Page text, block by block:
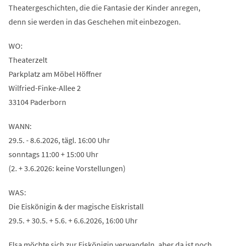
Theatergeschichten, die die Fantasie der Kinder anregen,
denn sie werden in das Geschehen mit einbezogen.
WO:
Theaterzelt
Parkplatz am Möbel Höffner
Wilfried-Finke-Allee 2
33104 Paderborn
WANN:
29.5. - 8.6.2026, tägl. 16:00 Uhr
sonntags 11:00 + 15:00 Uhr
(2. + 3.6.2026: keine Vorstellungen)
WAS:
Die Eiskönigin & der magische Eiskristall
29.5. + 30.5. + 5.6. + 6.6.2026, 16:00 Uhr